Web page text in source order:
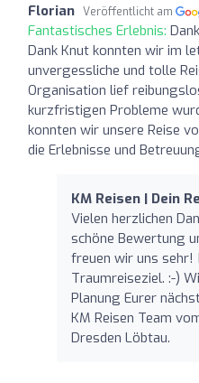
Florian Veröffentlicht am
Fantastisches Erlebnis:
Dank Knut konnten wir im
unvergessliche und tolle
Organisation lief
kurzfristigen Probleme
konnten wir unsere Reise
die Erlebnisse und
KM Reisen | Dein
Vielen herzlichen
schöne Bewertung
freuen wir uns sehr!
Traumreiseziel. :-)
Planung Eurer
KM Reisen Team
Dresden Löbtau.